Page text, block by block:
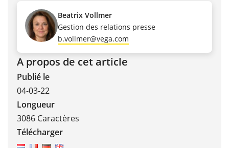
Beatrix Vollmer
Gestion des relations presse
b.vollmer@vega.com
A propos de cet article
Publié le
04-03-22
Longueur
3086 Caractères
Télécharger